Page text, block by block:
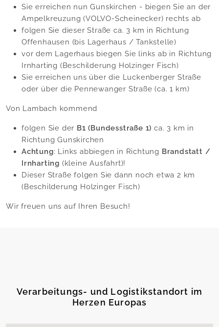
Sie erreichen nun Gunskirchen - biegen Sie an der
Ampelkreuzung (VOLVO-Scheinecker) rechts ab
folgen Sie dieser Straße ca. 3 km in Richtung
Offenhausen (bis Lagerhaus / Tankstelle)
vor dem Lagerhaus biegen Sie links ab in Richtung
Irnharting (Beschilderung Holzinger Fisch)
Sie erreichen uns über die Luckenberger Straße
oder über die Pennewanger Straße (ca. 1 km)
Von Lambach kommend
folgen Sie der B1 (Bundesstraße 1) ca. 3 km in
Richtung Gunskirchen
Achtung: Links abbiegen in Richtung Brandstatt /
Irnharting (kleine Ausfahrt)!
Dieser Straße folgen Sie dann noch etwa 2 km
(Beschilderung Holzinger Fisch)
Wir freuen uns auf Ihren Besuch!
Verarbeitungs- und Logistikstandort im
Herzen Europas